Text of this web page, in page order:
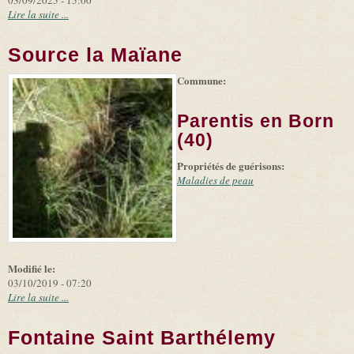
Lire la suite ...
Source la Maïane
-
Leaflet (link is
|
Tiles
(link is
external)
©
Microsoft
and
suppliers
Modifié le:
03/10/2019 - 07:20
Commune:
Parentis en Born
(40)
Propriétés de guérisons:
Maladies de peau
Lire la suite ...
Fontaine Saint Barthélemy